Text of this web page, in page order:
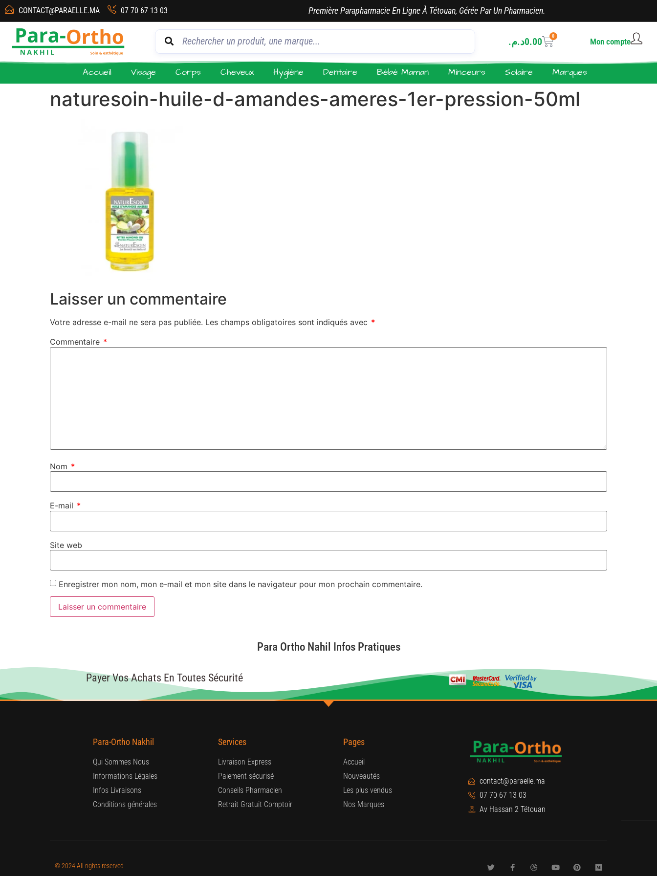
CONTACT@PARAELLE.MA 07 70 67 13 03 Première Parapharmacie En Ligne À Tétouan, Gérée Par Un Pharmacien.
0.00د.م. 0
Mon compte
Accueil Visage Corps Cheveux Hygiène Dentaire Bébé Maman Minceurs Solaire Marques
naturesoin-huile-d-amandes-ameres-1er-pression-50ml
Laisser un commentaire
Votre adresse e-mail ne sera pas publiée. Les champs obligatoires sont indiqués avec *
Commentaire *
Nom *
E-mail *
Site web
Enregistrer mon nom, mon e-mail et mon site dans le navigateur pour mon prochain commentaire.
Para Ortho Nahil Infos Pratiques
Payer Vos Achats En Toutes Sécurité
Para-Ortho Nakhil
Qui Sommes Nous
Informations Légales
Infos Livraisons
Conditions générales
Services
Livraison Express
Paiement sécurisé
Conseils Pharmacien
Retrait Gratuit Comptoir
Pages
Accueil
Nouveautés
Les plus vendus
Nos Marques
contact@paraelle.ma
07 70 67 13 03
Av Hassan 2 Tétouan
© 2024 All rights reserved